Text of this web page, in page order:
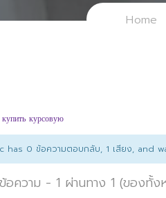
Home
купить курсовую
has 0 ข้อความตอบกลับ, 1 เสียง, and
อความ - 1 ผ่านทาง 1 (ของทั้ง